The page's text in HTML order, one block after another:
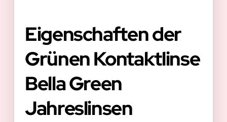
Eigenschaften der
Grünen Kontaktlinse
Bella Green
Jahreslinsen